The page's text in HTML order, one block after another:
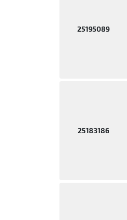
25195089
25183186